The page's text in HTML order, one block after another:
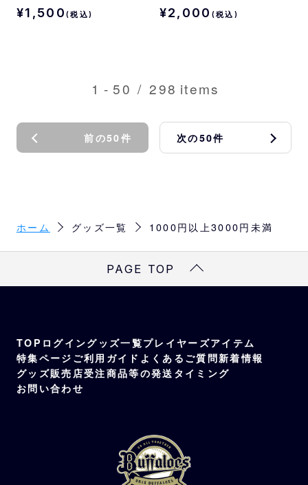
¥1,500 (税込) ¥2,000 (税込)
1 - 50 / 298 items
前の50件 次の50件
ホーム グッズ一覧 1000円以上3000円未満
PAGE TOP
TOP ログイングッズ一覧プレイヤーズアイテム
特集ページ ご利用ガイド よくあるご質問新着情報
グッズ販売店受注商品等の発送タイミング
お問い合わせ